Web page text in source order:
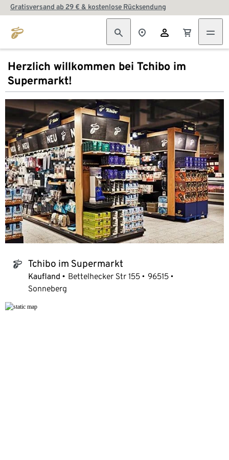
Gratisversand ab 29 € & kostenlose Rücksendung
Herzlich willkommen bei Tchibo im
Supermarkt!
tchibo_logo Tchibo im Supermarkt
Kaufland Bettelhecker Str 155
96515
Sonneberg